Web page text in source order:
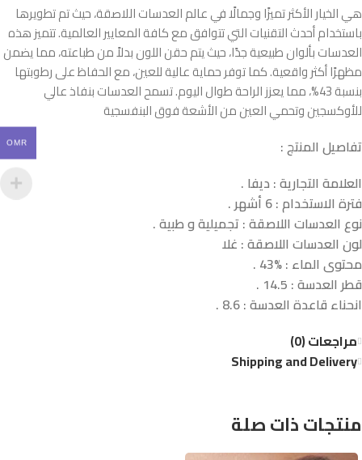
هي الخيار الأكثر تميزًا وجمالًا في عالم العدسات اللاصقة، حيث تم تطويرها
باستخدام أحدث التقنيات التي تتوافق مع كافة المعايير العالمية. تتميز هذه
العدسات بألوان طبيعية جدًا، حيث يتم حقن اللون بدلاً من طباعته، مما يضمن
مظهرًا أكثر واقعية. كما توفر حماية عالية للعين، مع الحفاظ على رطوبتها
بنسبة 43%، مما يعزز الراحة طوال اليوم. تسمح العدسات بنفاذ عالي
للأوكسجين وتحمي العين من الأشعة فوق البنفسجية
تفاصيل المنتج :
العلامة التجارية : ديفا .
فترة الاستخدام : 6 أشهر .
نوع العدسات اللاصقة : تجميلية و طبية .
لون العدسات اللاصقة : غلا
محتوى الماء : %43 .
قطر العدسة : 14.5 .
انحناء قاعدة العدسة : 8.6 .
مراجعات (0)
Shipping and Delivery
منتجات ذات صلة
OMR